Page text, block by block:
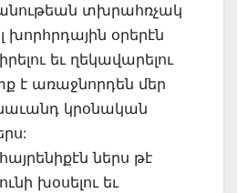
տխրահռչակ
խորհրդային օրերէն
եւ ղեկավարելու
է առաջնորդեն մեր
կրօնական
ներս թէ
խօսելու եւ